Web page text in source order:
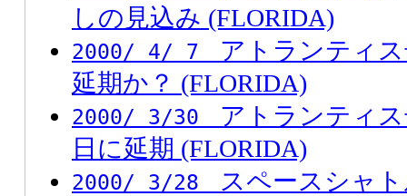
しの見込み (FLORIDA)
2000/ 4/ 7 アトランティ
延期か？ (FLORIDA)
2000/ 3/30 アトランティ
日に延期 (FLORIDA)
2000/ 3/28
スペースシャ